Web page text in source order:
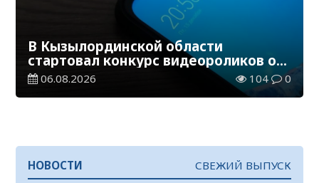
В Кызылординской области
стартовал конкурс видеороликов о
семейных ценностях и Конституции
06.08.2026 104 0
НОВОСТИ СВЕЖИЙ ВЫПУСК